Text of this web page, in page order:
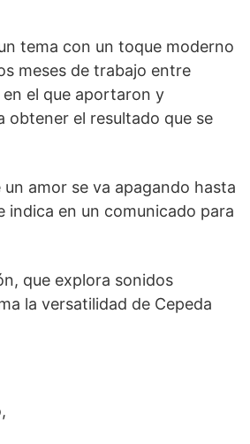
tema con un toque moderno
meses de trabajo entre
el que aportaron y
obtener el resultado que se
un amor se va apagando hasta
indica en un comunicado para
que explora sonidos
la versatilidad de Cepeda